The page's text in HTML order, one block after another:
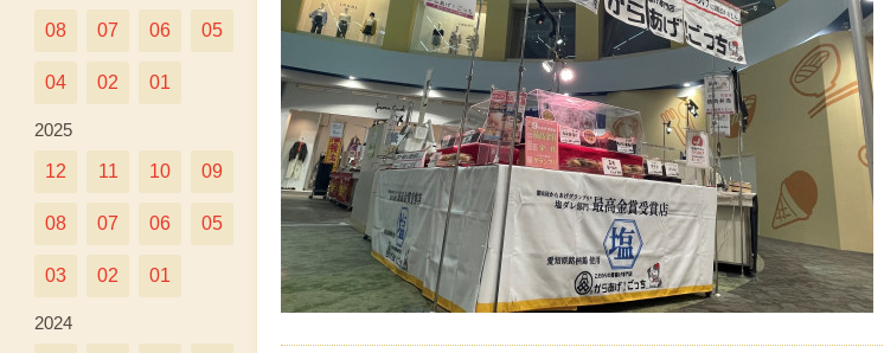
08 07 06 05
04 02 01
2025
12 11 10 09
08 07 06 05
03 02 01
2024